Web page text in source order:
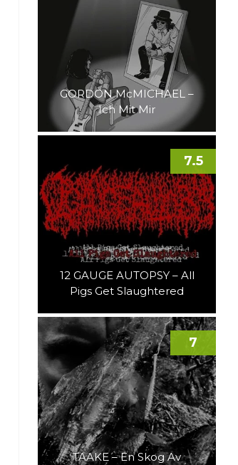
GORDON McMICHAEL –
Ich Mit Mir
12 GAUGE AUTOPSY – All
Pigs Get Slaughtered
7.5
TAAKE – En Skog Av
7